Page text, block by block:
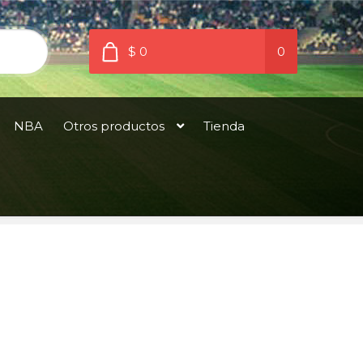
$ 0 0
NBA Otros productos Tienda